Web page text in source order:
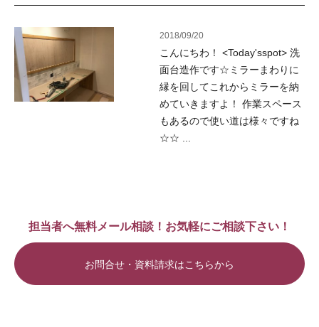
2018/09/20
こんにちわ！ <Today'sspot> 洗
面台造作です☆ミラーまわりに
縁を回してこれからミラーを納
めていきますよ！ 作業スペース
もあるので使い道は様々ですね
☆☆ ...
担当者へ無料メール相談！お気軽にご相談下さい！
お問合せ・資料請求はこちらから